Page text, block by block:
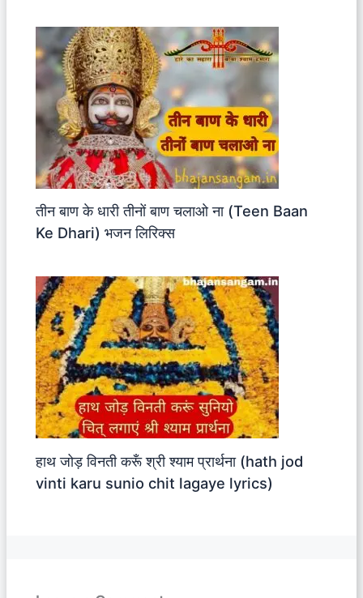
तीन बाण के धारी तीनों बाण चलाओ ना (Teen Baan
Ke Dhari) भजन लिरिक्स
हाथ जोड़ विनती करूँ श्री श्याम प्रार्थना (hath jod
vinti karu sunio chit lagaye lyrics)